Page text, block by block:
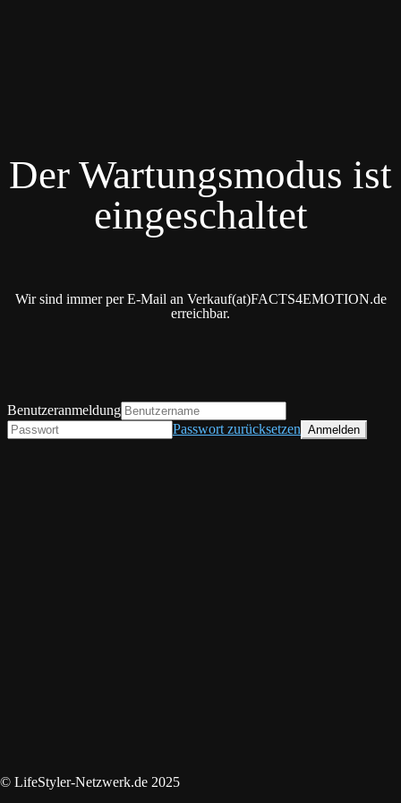
Der Wartungsmodus ist
eingeschaltet
Wir sind immer per E-Mail an Verkauf(at)FACTS4EMOTION.de
erreichbar.
© LifeStyler-Netzwerk.de 2025
Benutzeranmeldung
Passwort zurücksetzen